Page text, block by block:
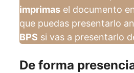
imprimas el documento en
que puedas presentarlo
BPS si vas a presentarlo
De forma